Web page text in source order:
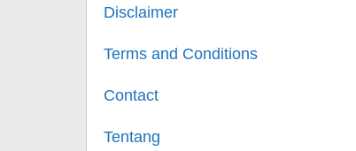
Disclaimer
Terms and Conditions
Contact
Tentang